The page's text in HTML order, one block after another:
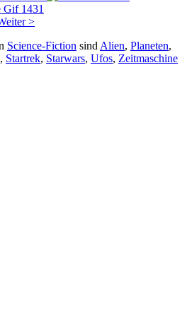
>
Science-Fiction sind Alien, Planeten,
, Startrek, Starwars, Ufos, Zeitmaschine